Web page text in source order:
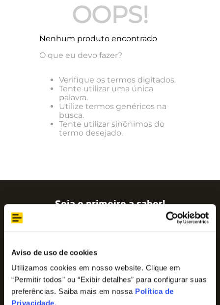
Aviso de uso de cookies
Utilizamos cookies em nosso website. Clique em
“Permitir todos” ou “Exibir detalhes” para configurar suas
preferências. Saiba mais em nossa Política de
Privacidade.
OOPS!
Nenhum produto encontrado
O que eu devo fazer?
Verifique os termos digitados.
Tente utilizar uma única
palavra.
Utilize termos genéricos na
busca.
Tente utilizar sinônimos do
termo desejado.
Seja o primeiro a saber!
Assine nossa newsletter para ficar por dentro
das últimas tendências e aproveite promoções
Nome
E-mail